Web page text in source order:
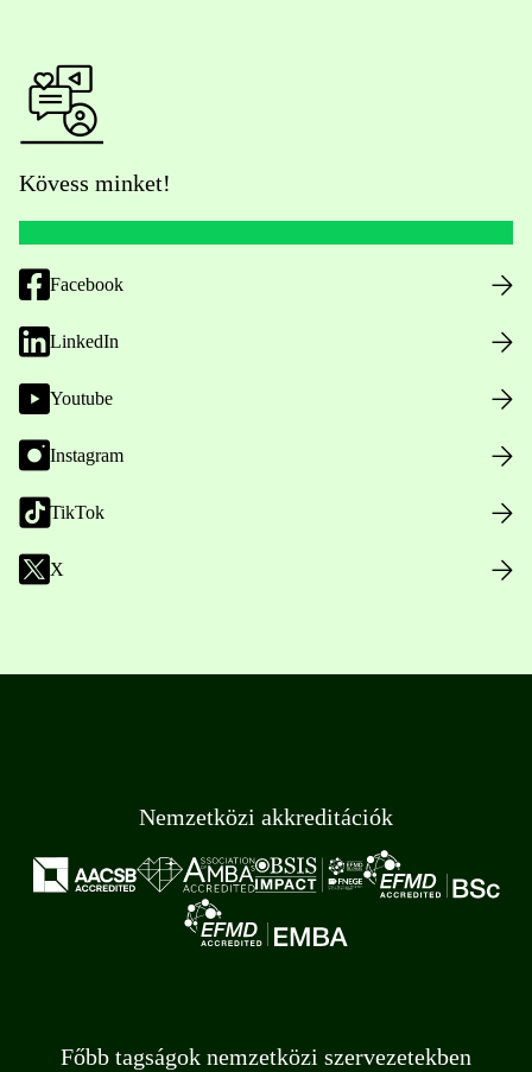
Kövess minket!
Facebook
LinkedIn
Youtube
Instagram
TikTok
X
Nemzetközi akkreditációk
Főbb tagságok nemzetközi szervezetekben